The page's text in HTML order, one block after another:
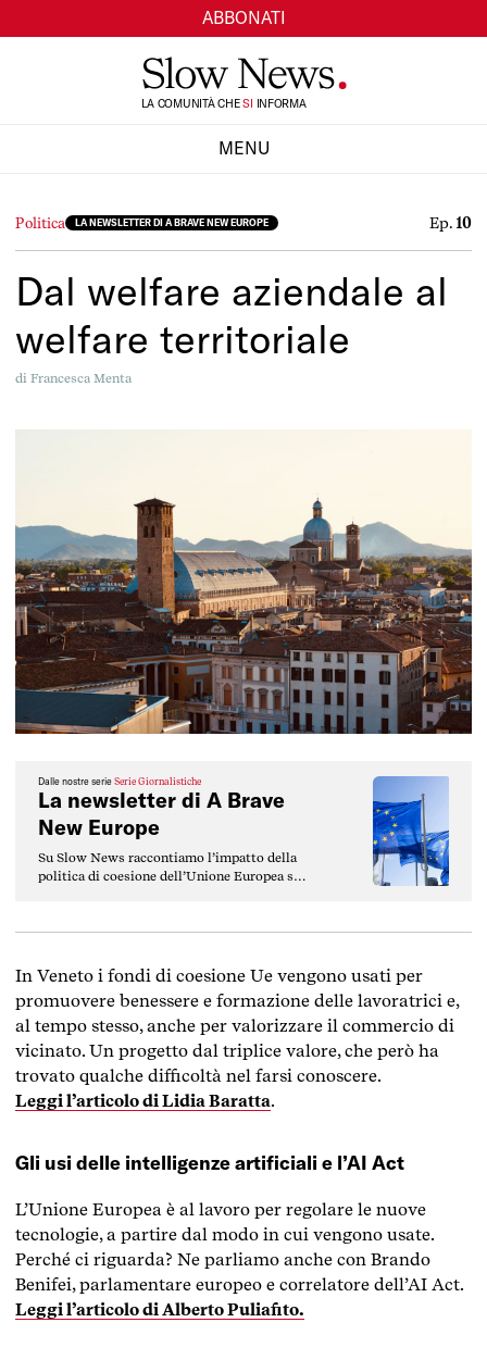
ABBONATI
LA COMUNITÀ CHETI INFORMA
MENU
Politica LA NEWSLETTER DI A BRAVE NEW EUROPE Ep. 10
Dal welfare aziendale al
welfare territoriale
di Francesca Menta
Dalle nostre serie Serie Giornalistiche
La newsletter di A Brave
New Europe
Su Slow News raccontiamo l’impatto della
politica di coesione dell’Unione Europea sul
spiegazioni di cosa, chi e perché sta dietro a
Ma ABNE non è solo articoli. È anche una
newsletter.
In Veneto i fondi di coesione Ue vengono usati per
promuovere benessere e formazione delle lavoratrici e,
al tempo stesso, anche per valorizzare il commercio di
vicinato. Un progetto dal triplice valore, che però ha
trovato qualche difficoltà nel farsi conoscere.
Leggi l’articolo di Lidia Baratta.
Gli usi delle intelligenze artificiali e l’AI Act
L’Unione Europea è al lavoro per regolare le nuove
tecnologie, a partire dal modo in cui vengono usate.
Perché ci riguarda? Ne parliamo anche con Brando
Benifei, parlamentare europeo e correlatore dell’AI Act.
Leggi l’articolo di Alberto Puliafito.